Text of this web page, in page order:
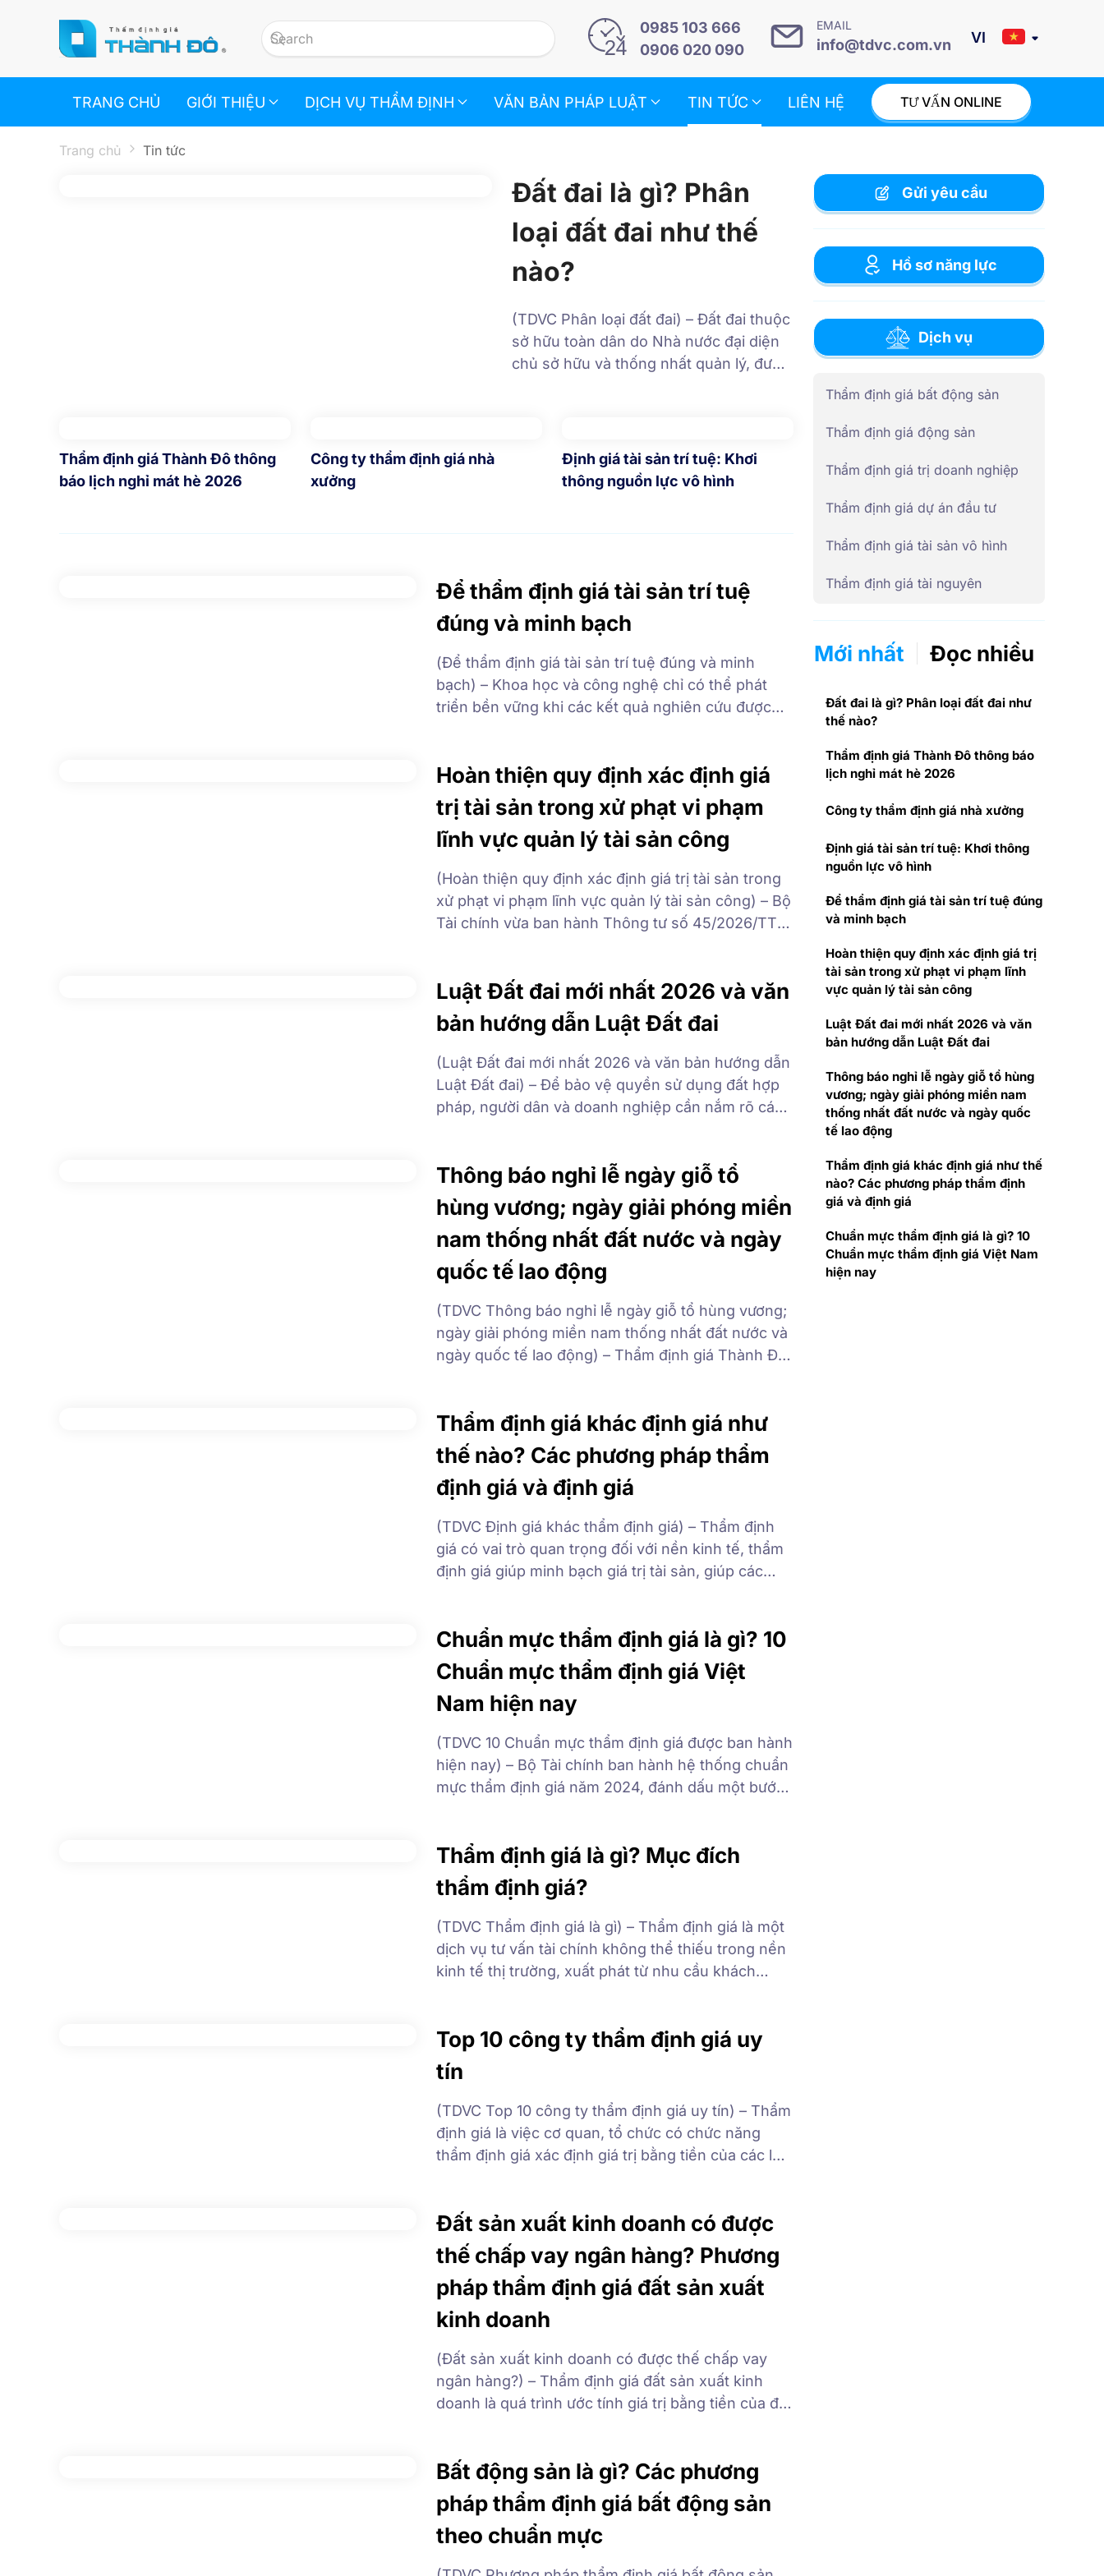
Skip to main content
0985 103 666
0906 020 090
EMAIL
info@tdvc.com.vn
TRANG CHỦ GIỚI THIỆU DỊCH VỤ THẨM ĐỊNH VĂN BẢN PHÁP LUẬT TIN TỨC LIÊN HỆ TƯ VẤN ONLINE
Trang chủ Tin tức
Đất đai là gì? Phân
loại đất đai như thế
nào?
(TDVC Phân loại đất đai) – Đất đai thuộc
sở hữu toàn dân do Nhà nước đại diện
chủ sở hữu và thống nhất quản lý, được
đất đai trước đây […]
Thẩm định giá Thành Đô thông
báo lịch nghỉ mát hè 2026
Công ty thẩm định giá nhà
xưởng
Định giá tài sản trí tuệ: Khơi
thông nguồn lực vô hình
Để thẩm định giá tài sản trí tuệ
đúng và minh bạch
(Để thẩm định giá tài sản trí tuệ đúng và minh
bạch) – Khoa học và công nghệ chỉ có thể phát
triển bền vững khi các kết quả nghiên cứu được
thành tài […]
Hoàn thiện quy định xác định giá
trị tài sản trong xử phạt vi phạm
lĩnh vực quản lý tài sản công
(Hoàn thiện quy định xác định giá trị tài sản trong
xử phạt vi phạm lĩnh vực quản lý tài sản công) – Bộ
Tài chính vừa ban hành Thông tư số 45/2026/TT-
xử phạt vi […]
Luật Đất đai mới nhất 2026 và văn
bản hướng dẫn Luật Đất đai
(Luật Đất đai mới nhất 2026 và văn bản hướng dẫn
Luật Đất đai) – Để bảo vệ quyền sử dụng đất hợp
pháp, người dân và doanh nghiệp cần nắm rõ các
[…]
Thông báo nghỉ lễ ngày giỗ tổ
hùng vương; ngày giải phóng miền
nam thống nhất đất nước và ngày
quốc tế lao động
(TDVC Thông báo nghỉ lễ ngày giỗ tổ hùng vương;
ngày giải phóng miền nam thống nhất đất nước và
ngày quốc tế lao động) – Thẩm định giá Thành Đô
thống nhất đất nước (30/4) và […]
Thẩm định giá khác định giá như
thế nào? Các phương pháp thẩm
định giá và định giá
(TDVC Định giá khác thẩm định giá) – Thẩm định
giá có vai trò quan trọng đối với nền kinh tế, thẩm
định giá giúp minh bạch giá trị tài sản, giúp các
Chuẩn mực thẩm định giá là gì? 10
Chuẩn mực thẩm định giá Việt
Nam hiện nay
(TDVC 10 Chuẩn mực thẩm định giá được ban hành
hiện nay) – Bộ Tài chính ban hành hệ thống chuẩn
mực thẩm định giá năm 2024, đánh dấu một bước
Việt Nam. Với xu […]
Thẩm định giá là gì? Mục đích
thẩm định giá?
(TDVC Thẩm định giá là gì) – Thẩm định giá là một
dịch vụ tư vấn tài chính không thể thiếu trong nền
kinh tế thị trường, xuất phát từ nhu cầu khách
Top 10 công ty thẩm định giá uy
tín
(TDVC Top 10 công ty thẩm định giá uy tín) – Thẩm
định giá là việc cơ quan, tổ chức có chức năng
thẩm định giá xác định giá trị bằng tiền của các loại
Đất sản xuất kinh doanh có được
thế chấp vay ngân hàng? Phương
pháp thẩm định giá đất sản xuất
kinh doanh
(Đất sản xuất kinh doanh có được thế chấp vay
ngân hàng?) – Thẩm định giá đất sản xuất kinh
doanh là quá trình ước tính giá trị bằng tiền của đất
sử dụng đất là […]
Bất động sản là gì? Các phương
pháp thẩm định giá bất động sản
theo chuẩn mực
Gửi yêu cầu
Hồ sơ năng lực
Dịch vụ
Thẩm định giá bất động sản
Thẩm định giá động sản
Thẩm định giá trị doanh nghiệp
Thẩm định giá dự án đầu tư
Thẩm định giá tài sản vô hình
Thẩm định giá tài nguyên
Mới nhất Đọc nhiều
Đất đai là gì? Phân loại đất đai như
thế nào?
Thẩm định giá Thành Đô thông báo
lịch nghỉ mát hè 2026
Công ty thẩm định giá nhà xưởng
Định giá tài sản trí tuệ: Khơi thông
nguồn lực vô hình
Để thẩm định giá tài sản trí tuệ đúng
và minh bạch
Hoàn thiện quy định xác định giá trị
tài sản trong xử phạt vi phạm lĩnh
vực quản lý tài sản công
Luật Đất đai mới nhất 2026 và văn
bản hướng dẫn Luật Đất đai
Thông báo nghỉ lễ ngày giỗ tổ hùng
vương; ngày giải phóng miền nam
thống nhất đất nước và ngày quốc
tế lao động
Thẩm định giá khác định giá như thế
nào? Các phương pháp thẩm định
giá và định giá
Chuẩn mực thẩm định giá là gì? 10
Chuẩn mực thẩm định giá Việt Nam
hiện nay